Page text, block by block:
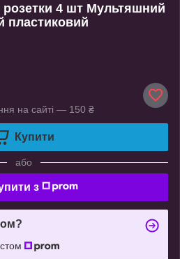
розетки 4 шт Мультяшний
пластиковий
на сайті — 150 ₴
Купити
або
з